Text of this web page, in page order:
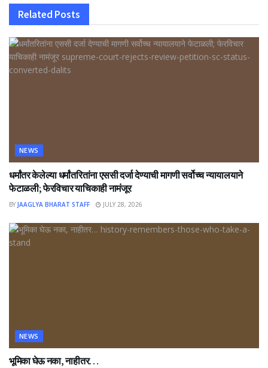
Related Posts
NEWS
धर्मांतर केलेल्या धर्मांतरितांना एससी दर्जा देण्याची मागणी सर्वोच्च न्यायालयाने
फेटाळली; फेरविचार याचिकाही नामंजूर
BY JAAGLYA BHARAT STAFF JULY 28, 2026
NEWS
भूमिका घेऊ नका, नाहीतर…